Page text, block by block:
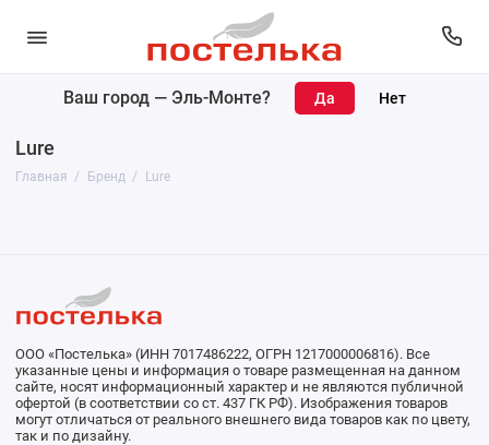
Ваш город — Эль-Монте?
Lure
Главная Бренд Lure
ООО «Постелька» (ИНН 7017486222, ОГРН 1217000006816). Все
указанные цены и информация о товаре размещенная на данном
сайте, носят информационный характер и не являются публичной
офертой (в соответствии со ст. 437 ГК РФ). Изображения товаров
могут отличаться от реального внешнего вида товаров как по цвету,
так и по дизайну.